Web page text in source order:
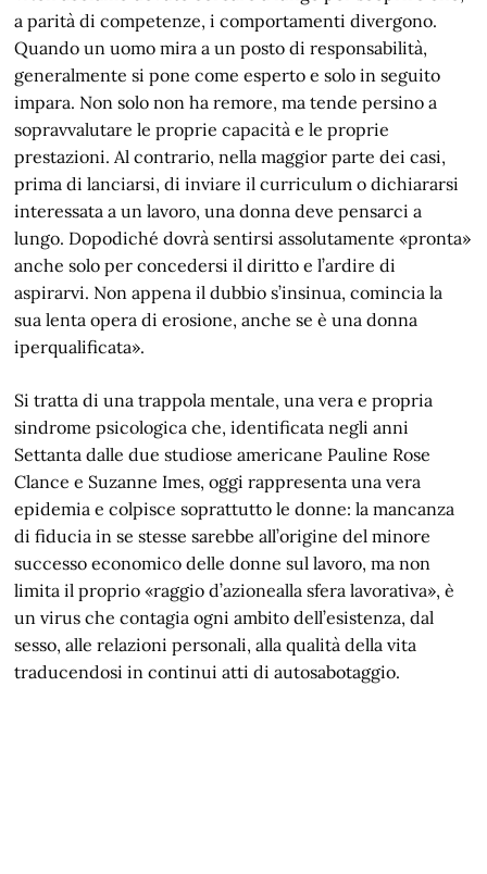
a parità di competenze, i comportamenti divergono.
Quando un uomo mira a un posto di responsabilità,
generalmente si pone come esperto e solo in seguito
impara. Non solo non ha remore, ma tende persino a
sopravvalutare le proprie capacità e le proprie
prestazioni. Al contrario, nella maggior parte dei casi,
prima di lanciarsi, di inviare il curriculum o dichiararsi
interessata a un lavoro, una donna deve pensarci a
lungo. Dopodiché dovrà sentirsi assolutamente «pronta»
anche solo per concedersi il diritto e l’ardire di
aspirarvi. Non appena il dubbio s’insinua, comincia la
sua lenta opera di erosione, anche se è una donna
iperqualificata».
Si tratta di una trappola mentale, una vera e propria
sindrome psicologica che, identificata negli anni
Settanta dalle due studiose americane Pauline Rose
Clance e Suzanne Imes, oggi rappresenta una vera
epidemia e colpisce soprattutto le donne: la mancanza
di fiducia in se stesse sarebbe all’origine del minore
successo economico delle donne sul lavoro, ma non
limita il proprio «raggio d’azionealla sfera lavorativa», è
un virus che contagia ogni ambito dell’esistenza, dal
sesso, alle relazioni personali, alla qualità della vita
traducendosi in continui atti di autosabotaggio.